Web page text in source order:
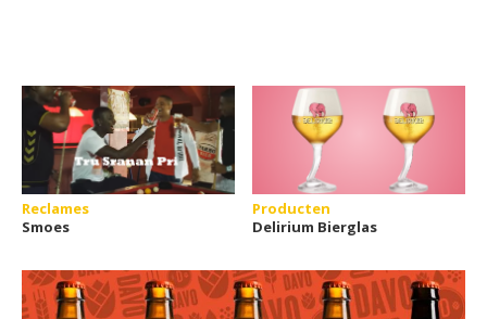
Reclames
Smoes
Producten
Delirium Bierglas